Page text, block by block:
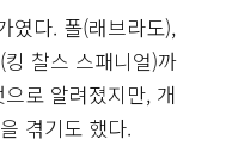
였다. 폴(래브라도),
찰스 스패니얼)까
로 알려졌지만, 개
겪기도 했다.